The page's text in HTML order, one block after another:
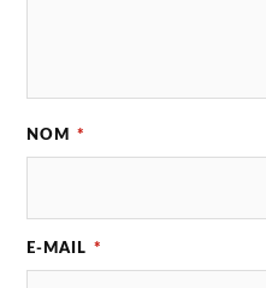
NOM *
E-MAIL *